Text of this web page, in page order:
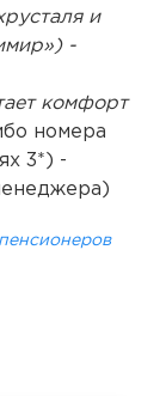
и
-
комфорт
номера
3*) -